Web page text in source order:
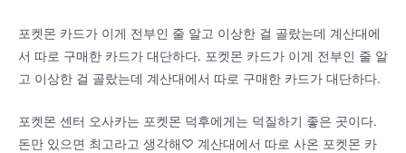
포켓몬 카드가 이게 전부인 줄 알고 이상한 걸 골랐는데 계산대에
서 따로 구매한 카드가 대단하다. 포켓몬 카드가 이게 전부인 줄 알
고 이상한 걸 골랐는데 계산대에서 따로 구매한 카드가 대단하다.
포켓몬 센터 오사카는 포켓몬 덕후에게는 덕질하기 좋은 곳이다.
돈만 있으면 최고라고 생각해♡ 계산대에서 따로 사온 포켓몬 카